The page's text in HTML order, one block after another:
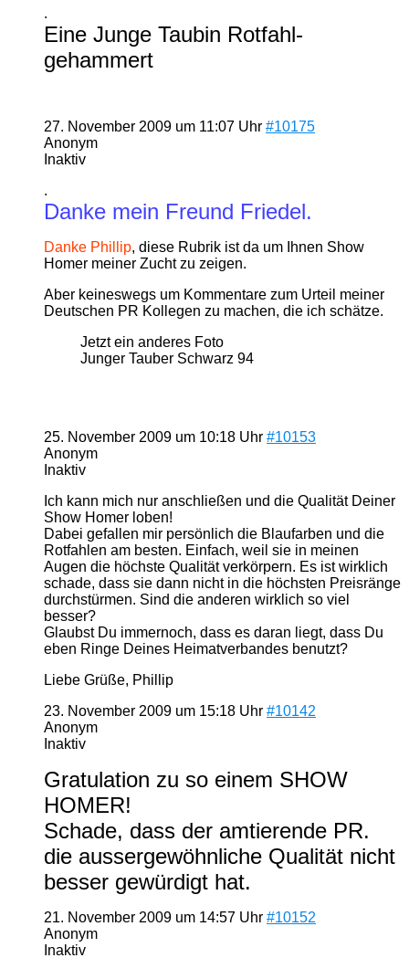
.
Eine Junge Taubin Rotfahl-
gehammert
27. November 2009 um 11:07 Uhr #10175
Anonym
Inaktiv
.
Danke mein Freund Friedel.
Danke Phillip, diese Rubrik ist da um Ihnen Show
Homer meiner Zucht zu zeigen.
Aber keineswegs um Kommentare zum Urteil meiner
Deutschen PR Kollegen zu machen, die ich schätze.
Jetzt ein anderes Foto
Junger Tauber Schwarz 94
25. November 2009 um 10:18 Uhr #10153
Anonym
Inaktiv
Ich kann mich nur anschließen und die Qualität Deiner
Show Homer loben!
Dabei gefallen mir persönlich die Blaufarben und die
Rotfahlen am besten. Einfach, weil sie in meinen
Augen die höchste Qualität verkörpern. Es ist wirklich
schade, dass sie dann nicht in die höchsten Preisränge
durchstürmen. Sind die anderen wirklich so viel
besser?
Glaubst Du immernoch, dass es daran liegt, dass Du
eben Ringe Deines Heimatverbandes benutzt?
Liebe Grüße, Phillip
23. November 2009 um 15:18 Uhr #10142
Anonym
Inaktiv
Gratulation zu so einem SHOW
HOMER!
Schade, dass der amtierende PR.
die aussergewöhnliche Qualität nicht
besser gewürdigt hat.
21. November 2009 um 14:57 Uhr #10152
Anonym
Inaktiv